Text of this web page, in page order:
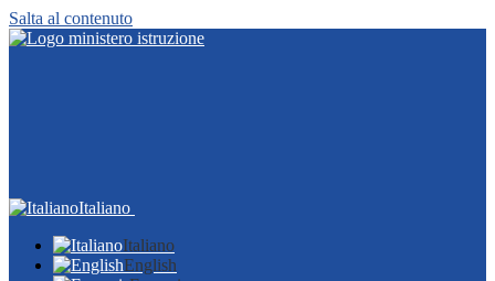
Salta al contenuto
Italiano
Italiano
English